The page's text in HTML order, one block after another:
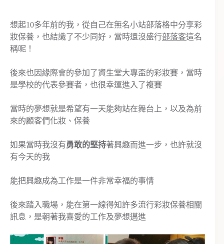
想起10多年前的我，從自己在無名小站部落格中分享彩
妝保養，也結識了不少同好，當時還沒盛行部落客這名
稱呢！
後來也因緣際會的參加了資生堂大專盃的彩妝賽，當時
是學校的代表參賽者，也很幸運進入了複賽
當時的夢想就是希望有一天能夠站在舞台上，以及為前
來的顧客們化妝、保養
如果當時我沒有勇敢的堅持著興趣而進一步，也許就沒
有今天的我
能把興趣成為工作是一件非常幸福的事情
後來踏入職場，能在第一線得知許多流行彩妝保養相關
訊息，是朝著我喜愛的工作及夢想邁進